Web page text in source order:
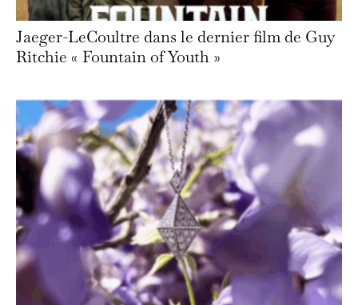
Jaeger-LeCoultre dans le dernier film de Guy
Ritchie « Fountain of Youth »